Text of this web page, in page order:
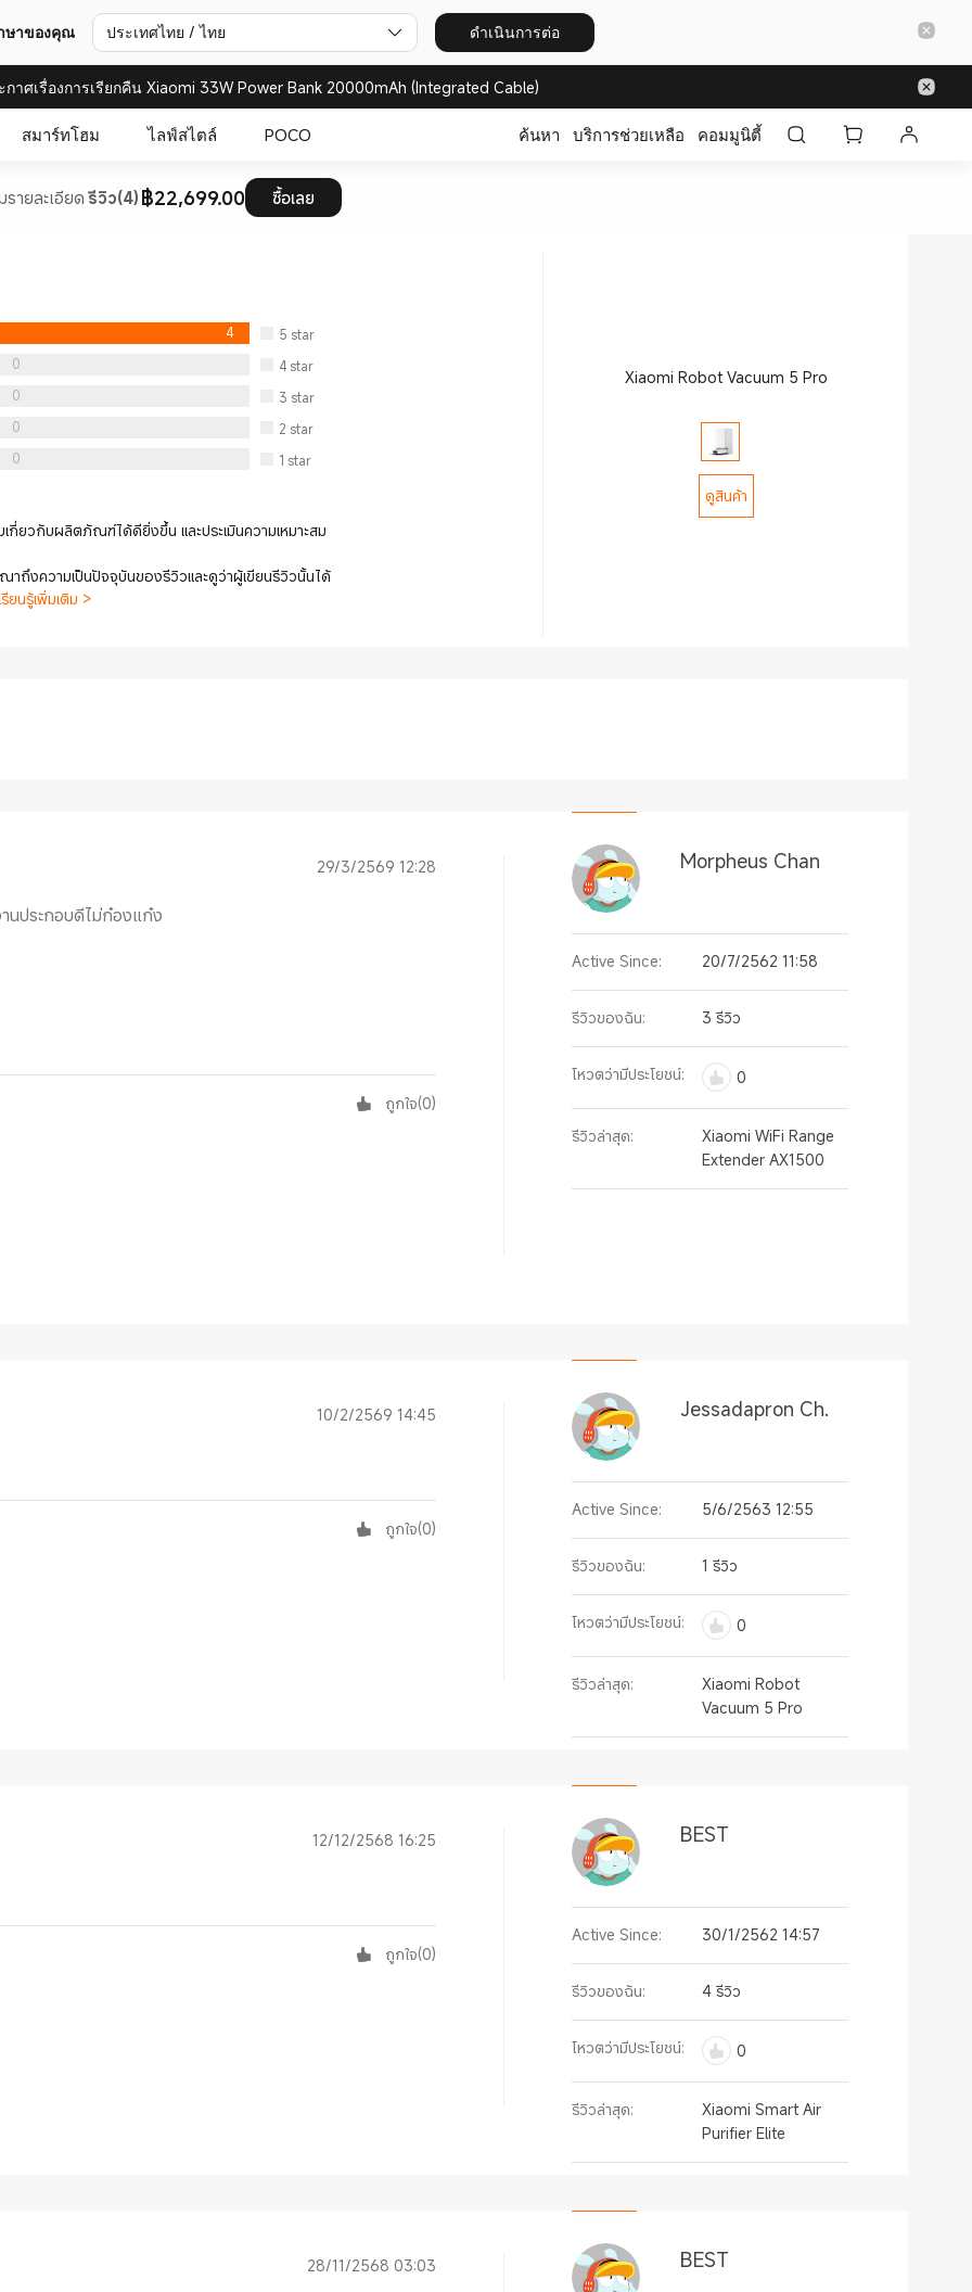
ษาของคุณ ประเทศไทย / ไทย ดำเนินการต่อ
กาศเรื่องการเรียกคืน Xiaomi 33W Power Bank 20000mAh (Integrated Cable)
สมาร์ทโฮม ไลฟ์สไตล์ POCO ค้นหา บริการช่วยเหลือ คอมมูนิตี้
รายละเอียด รีวิว(4) ฿22,699.00 ซื้อเลย
4 5 star
0
4 star
0
3 star
0
2 star
0
1 star
กี่ยวกับผลิตภัณฑ์ได้ดียิ่งขึ้น และประเมินความเหมาะสม
ถึงความเป็นปัจจุบันของรีวิวและดูว่าผู้เขียนรีวิวนั้นได้
รียนรู้เพิ่มเติม >
Xiaomi Robot Vacuum 5 Pro
ดูสินค้า
29/3/2569 12:28
นประกอบดีไม่ก๋องแก๋ง
ถูกใจ(0)
Morpheus Chan
Active Since: 20/7/2562 11:58
รีวิวของฉัน: 3 รีวิว
โหวตว่ามีประโยชน์: 0
รีวิวล่าสุด:
Xiaomi WiFi Range
Extender AX1500
10/2/2569 14:45
ถูกใจ(0)
Jessadapron Ch.
Active Since: 5/6/2563 12:55
รีวิวของฉัน: 1 รีวิว
โหวตว่ามีประโยชน์: 0
รีวิวล่าสุด:
Xiaomi Robot
Vacuum 5 Pro
12/12/2568 16:25
ถูกใจ(0)
BEST
Active Since: 30/1/2562 14:57
รีวิวของฉัน: 4 รีวิว
โหวตว่ามีประโยชน์: 0
รีวิวล่าสุด:
Xiaomi Smart Air
Purifier Elite
28/11/2568 03:03
BEST